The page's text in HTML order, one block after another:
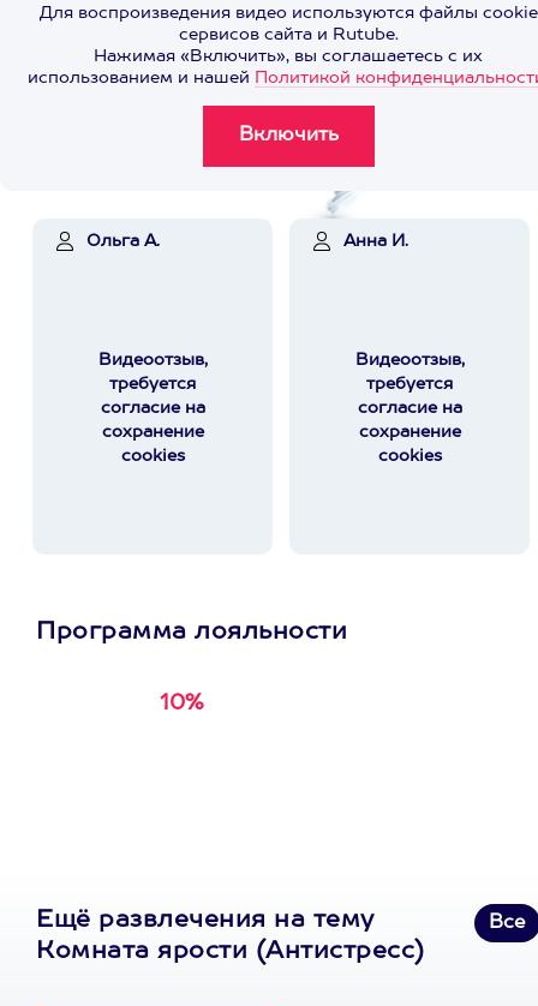
Для воспроизведения видео используются файлы cookie
сервисов сайта и Rutube.
Нажимая «Включить», вы соглашаетесь с их
использованием и нашей Политикой
Ольга А.
Видеоотзыв,
требуется
согласие на
сохранение
cookies
Анна И.
Видеоотзыв,
требуется
согласие на
сохранение
cookies
Программа лояльности
10%
Ещё развлечения на тему
Комната ярости (Антистресс)
Все